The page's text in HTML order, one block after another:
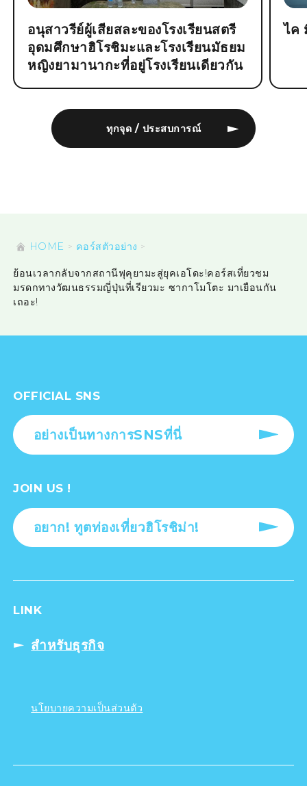
ทุกจุด / ประสบการณ์
อนุสาวรีย์ผู้เสียสละของโรงเรียนสตรี
อุดมศึกษาฮิโรชิมะและโรงเรียนมัธยม
หญิงยามานากะที่อยู่โรงเรียนเดียวกัน
ไค
HOME คอร์สตัวอย่าง
ย้อนเวลากลับจากสถานีฟุคุยามะสู่ยุคเอโดะ!คอร์สเที่ยวชม
มรดกทางวัฒนธรรมญี่ปุ่นที่เรียวมะ ซากาโมโตะ มาเยือนกัน
เถอะ!
OFFICIAL SNS
อย่างเป็นทางการSNSที่นี่
JOIN US !
อยาก! ทูตท่องเที่ยวฮิโรชิม่า!
LINK
สำหรับธุรกิจ
นโยบายความเป็นส่วนตัว